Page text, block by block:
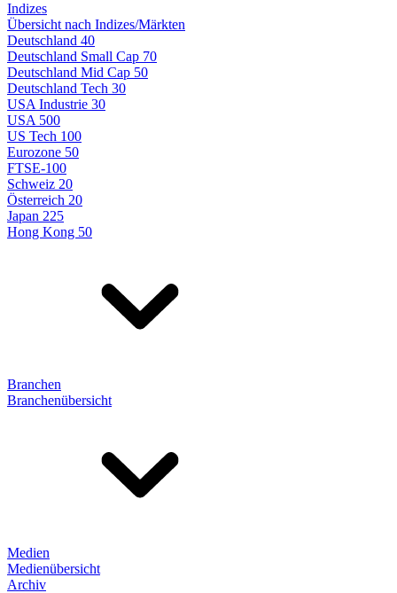
Indizes
Übersicht nach Indizes/Märkten
Deutschland 40
Deutschland Small Cap 70
Deutschland Mid Cap 50
Deutschland Tech 30
USA Industrie 30
USA 500
US Tech 100
Eurozone 50
FTSE-100
Schweiz 20
Österreich 20
Japan 225
Hong Kong 50
Branchen
Branchenübersicht
Medien
Medienübersicht
Archiv